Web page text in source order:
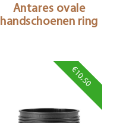
Antares ovale
handschoenen ring
€10,50